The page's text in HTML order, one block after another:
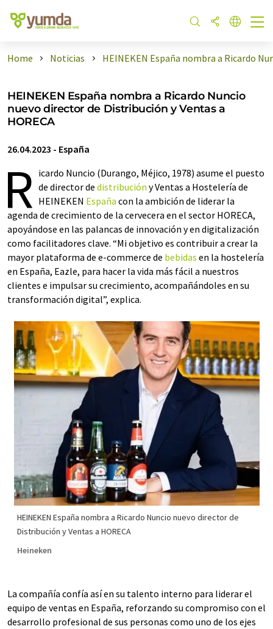
Home Noticias HEINEKEN España nombra a Ricardo
HEINEKEN España nombra a Ricardo Nuncio
nuevo director de Distribución y Ventas a
HORECA
26.04.2023 - España
R icardo Nuncio (Durango, Méjico, 1978) asume el puesto
de director de distribución y Ventas a Hostelería de
HEINEKEN España con la ambición de liderar la
agenda de crecimiento de la cervecera en el sector HORECA,
apoyándose en las palancas de innovación y en digitalización
como facilitadores clave. “Mi objetivo es contribuir a crear la
mayor plataforma de e-commerce de bebidas en la hostelería
en España, Eazle, para hacer la vida más fácil a nuestros
clientes e impulsar su crecimiento, acompañándoles en su
transformación digital”, explica.
HEINEKEN España nombra a Ricardo Nuncio nuevo director de
Distribución y Ventas a HORECA
Heineken
La compañía confía así en su talento interno para liderar el
equipo de ventas en España, reforzando su compromiso con el
desarrollo profesional de sus personas como uno de los ejes